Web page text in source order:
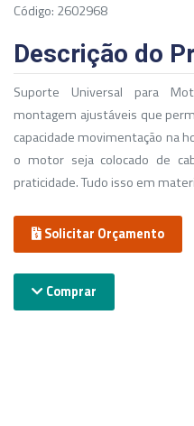
Código: 2602968
Descrição do
Suporte Universal para
montagem ajustáveis que
capacidade movimentação na
o motor seja colocado de
praticidade. Tudo isso em
Solicitar Orçamento
Comprar